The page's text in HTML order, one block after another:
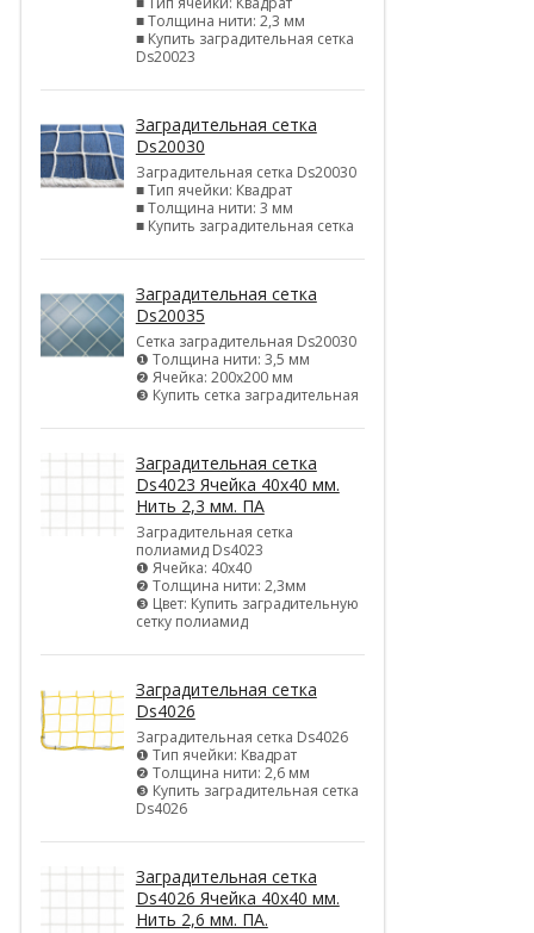
■ Толщина нити: 2,3 мм
■ Купить заградительная сетка
Ds20023
Заградительная сетка
Ds20030
Заградительная сетка Ds20030
■ Тип ячейки: Квадрат
■ Толщина нити: 3 мм
■ Купить заградительная сетка
Заградительная сетка
Ds20035
Сетка заградительная Ds20030
❶ Толщина нити: 3,5 мм
❷ Ячейка: 200х200 мм
❸ Купить сетка заградительная
Заградительная сетка
Ds4023 Ячейка 40х40 мм.
Нить 2,3 мм. ПА
Заградительная сетка
полиамид Ds4023
❶ Ячейка: 40х40
❷ Толщина нити: 2,3мм
❸ Цвет: Купить заградительную
сетку полиамид
Заградительная сетка
Ds4026
Заградительная сетка Ds4026
❶ Тип ячейки: Квадрат
❷ Толщина нити: 2,6 мм
❸ Купить заградительная сетка
Ds4026
Заградительная сетка
Ds4026 Ячейка 40х40 мм.
Нить 2,6 мм. ПА.